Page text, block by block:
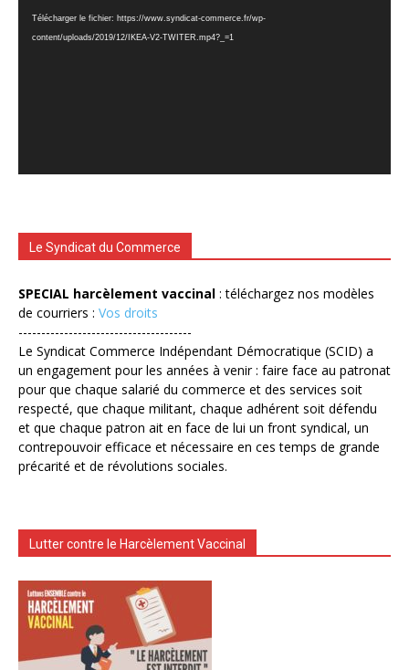
Télécharger le fichier: https://www.syndicat-commerce.fr/wp-
content/uploads/2019/12/IKEA-V2-TWITER.mp4?_=1
Le Syndicat du Commerce
SPECIAL harcèlement vaccinal : téléchargez nos modèles
de courriers : Vos droits
--------------------------------------
Le Syndicat Commerce Indépendant Démocratique (SCID) a
un engagement pour les années à venir : faire face au patronat
pour que chaque salarié du commerce et des services soit
respecté, que chaque militant, chaque adhérent soit défendu
et que chaque patron ait en face de lui un front syndical, un
contrepouvoir efficace et nécessaire en ces temps de grande
précarité et de révolutions sociales.
Lutter contre le Harcèlement Vaccinal